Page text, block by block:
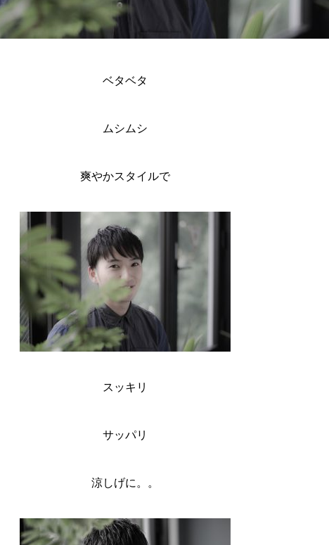
ベタベタ
ムシムシ
爽やかスタイルで
スッキリ
サッパリ
涼しげに。。